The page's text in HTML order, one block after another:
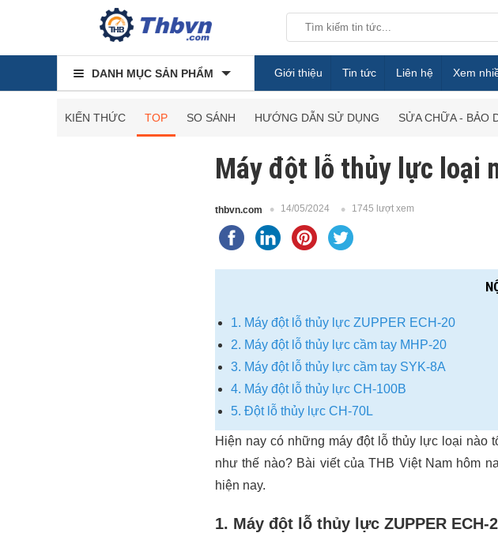
DANH MỤC SẢN PHẨM Giới thiệu Tin tức Liên hệ Xem
KIẾN THỨC TOP SO SÁNH HƯỚNG DẪN SỬ DỤNG SỬA CHỮA - BẢO
Máy đột lỗ thủy lực loại
thbvn.com 14/05/2024 1745 lượt xem
1. Máy đột lỗ thủy lực ZUPPER ECH-20
2. Máy đột lỗ thủy lực cầm tay MHP-20
3. Máy đột lỗ thủy lực cầm tay SYK-8A
4. Máy đột lỗ thủy lực CH-100B
5. Đột lỗ thủy lực CH-70L
Hiện nay có những máy đột lỗ thủy lực loại nào
như thế nào? Bài viết của THB Việt Nam hôm
hiện nay.
1. Máy đột lỗ thủy lực ZUPPER ECH-